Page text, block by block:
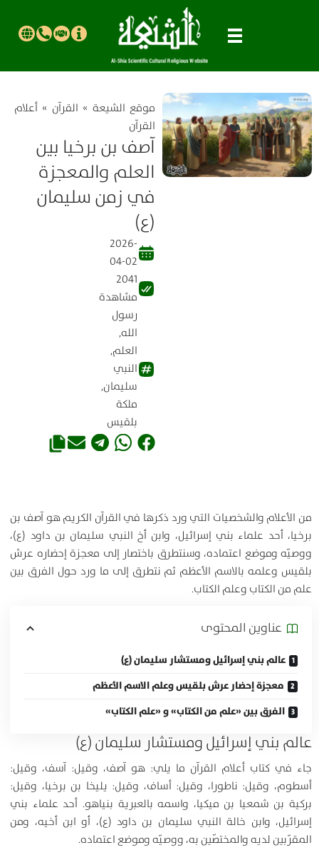
موقع الشیعة » القرآن » أعلام
القرآن
آصف بن برخيا بين
العلم والمعجزة
في زمن سليمان
(ع)
2026-
04-02
2041
مشاهدة
رسول
الله,
العلم,
النبي
سليمان,
ملكة
بلقيس
من الأعلام والشخصيات التي ورد ذكرها في القرآن الكريم هو آصف بن
برخيا، أحد علماء بني إسرائيل، وابن أخ النبي سليمان بن داود (ع)،
ووصيّه وموضع اعتماده، وسنتطرق باختصار إلى معجزة إحضاره عرش
بلقيس وعلمه بالاسم الأعظم ثم نتطرق إلى ما ورد حول الفرق بين
علم من الكتاب وعلم الكتاب.
عناوين المحتوی
عالم بني إسرائيل ومستشار سليمان (ع)
معجزة إحضار عرش بلقيس وعلم الاسم الأعظم
الفرق بين «علم من الكتاب» و «علم الكتاب»
عالم بني إسرائيل ومستشار سليمان (ع)
جاء في كتاب أعلام القرآن ما يلي: هو آصف، وقيل: آسف، وقيل:
أسطوم، وقيل: ناطورا، وقيل: أساف، وقيل: يليخا بن برخيا، وقيل:
بركية بن شمعيا بن ميكيا، واسمه بالعبرية بنياهو. أحد علماء بني
إسرائيل، وابن خالة النبي سليمان بن داود (ع)، أو ابن أخيه، ومن
المقرّبين لديه والمختصّين به، ووصيّه وموضع اعتماده.